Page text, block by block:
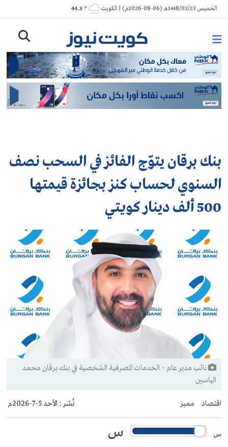
Skip
to
الخميس 1448/02/23هـ (06-08-2026م) | الكويت ° 44.3
بنك برقان يتوّج الفائز في السحب نصف
السنوي لحساب كنز بجائزة قيمتها
500 ألف دينار كويتي
نائب مدير عام – الخدمات المصرفية الشخصية في بنك برقان محمد
الياسين
اقتصاد مميز نُشر : الأحد 5-7-2026م
س س